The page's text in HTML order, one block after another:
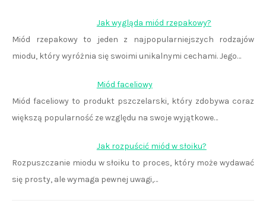
Jak wygląda miód rzepakowy?
Miód rzepakowy to jeden z najpopularniejszych rodzajów
miodu, który wyróżnia się swoimi unikalnymi cechami. Jego…
Miód faceliowy
Miód faceliowy to produkt pszczelarski, który zdobywa coraz
większą popularność ze względu na swoje wyjątkowe…
Jak rozpuścić miód w słoiku?
Rozpuszczanie miodu w słoiku to proces, który może wydawać
się prosty, ale wymaga pewnej uwagi,…